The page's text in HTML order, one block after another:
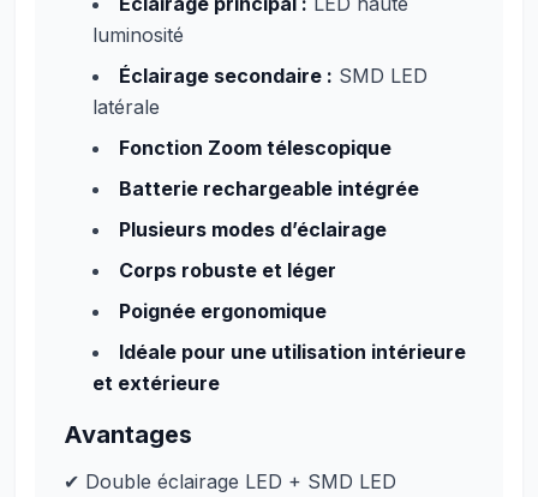
luminosité
Éclairage secondaire : SMD LED
latérale
Fonction Zoom télescopique
Batterie rechargeable intégrée
Plusieurs modes d’éclairage
Corps robuste et léger
Poignée ergonomique
Idéale pour une utilisation intérieure
et extérieure
Avantages
✔ Double éclairage LED + SMD LED